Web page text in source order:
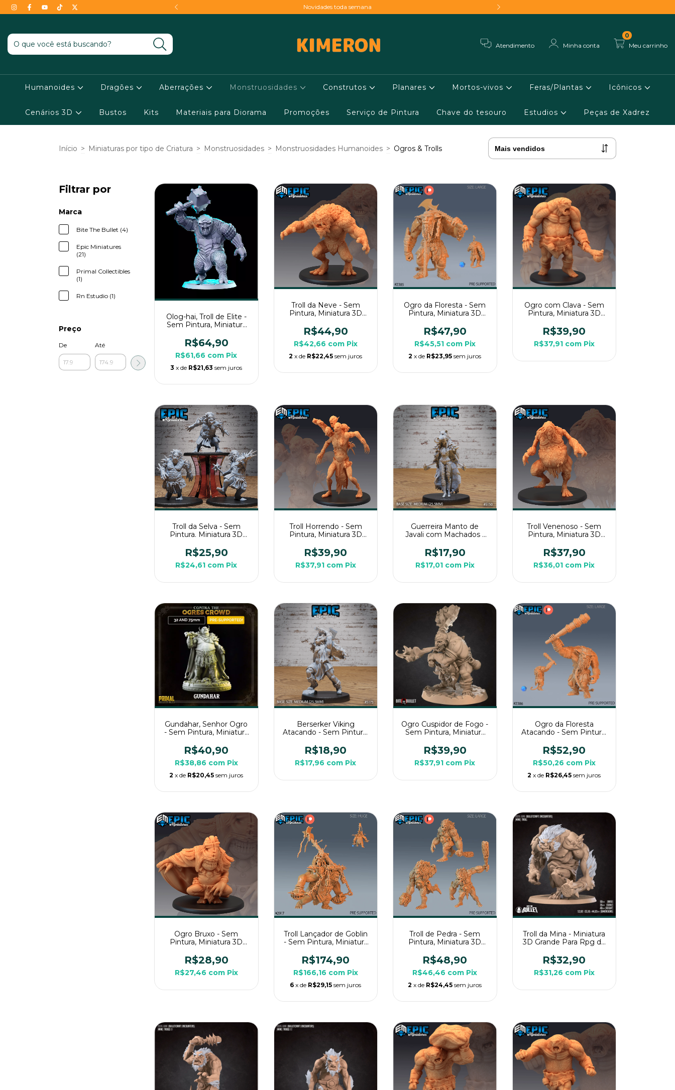
as condições ! Novidades toda semana
Atendimento Minha conta Meu carrinho
0
Humanoides Dragões Aberrações Monstruosidades Construtos Planares Mortos-vivos Feras/Plantas Icônicos
Cenários 3D Bustos Kits Materiais para Diorama Promoções Serviço de Pintura Chave do tesouro Estudios Peças de Xadrez
Início > Miniaturas por tipo de Criatura > Monstruosidades > Monstruosidades Humanoides > Ogros & Trolls
Filtrar por
Marca
Bite The Bullet (4)
Epic Miniatures
(21)
Primal Collectibles
(1)
Rn Estudio (1)
Preço
De Até
Olog-hai, Troll de Elite -
Sem Pintura, Miniatura
Mesa
R$64,90
R$61,66 com Pix
3 x de R$21,63 sem juros
Troll da Neve - Sem
Pintura, Miniatura 3D
Mesa
R$44,90
R$42,66 com Pix
2 x de R$22,45 sem juros
Ogro da Floresta - Sem
Pintura, Miniatura 3D
Mesa
R$47,90
R$45,51 com Pix
2 x de R$23,95 sem juros
Ogro com Clava - Sem
Pintura, Miniatura 3D
Mesa
R$39,90
R$37,91 com Pix
Troll da Selva - Sem
Pintura. Miniatura 3D
Mesa
R$25,90
R$24,61 com Pix
Troll Horrendo - Sem
Pintura, Miniatura 3D
Mesa
R$39,90
R$37,91 com Pix
Guerreira Manto de
Javali com Machados -
3D Média Para RPG de
Mesa
R$17,90
R$17,01 com Pix
Troll Venenoso - Sem
Pintura, Miniatura 3D
Mesa
R$37,90
R$36,01 com Pix
Gundahar, Senhor Ogro
- Sem Pintura, Miniatura
Mesa
R$40,90
R$38,86 com Pix
2 x de R$20,45 sem juros
Berserker Viking
Atacando - Sem Pintura,
RPG de Mesa
R$18,90
R$17,96 com Pix
Ogro Cuspidor de Fogo -
Sem Pintura, Miniatura
Mesa
R$39,90
R$37,91 com Pix
Ogro da Floresta
Atacando - Sem Pintura,
Para RPG de Mesa
R$52,90
R$50,26 com Pix
2 x de R$26,45 sem juros
Ogro Bruxo - Sem
Pintura, Miniatura 3D
Mesa
R$28,90
R$27,46 com Pix
Troll Lançador de Goblin
- Sem Pintura, Miniatura
Mesa
R$174,90
R$166,16 com Pix
6 x de R$29,15 sem juros
Troll de Pedra - Sem
Pintura, Miniatura 3D
Mesa
R$48,90
R$46,46 com Pix
2 x de R$24,45 sem juros
Troll da Mina - Miniatura
3D Grande Para Rpg de
R$32,90
R$31,26 com Pix